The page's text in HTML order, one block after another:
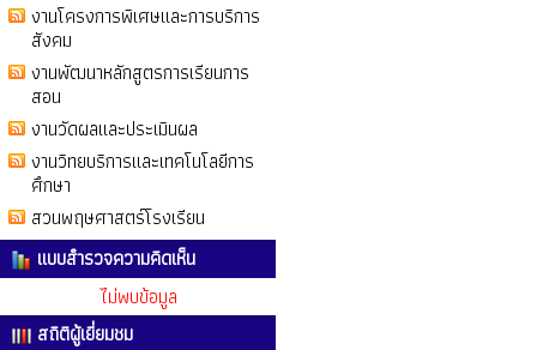
งานโครงการพิเศษและการบริการ
สังคม
งานพัฒนาหลักสูตรการเรียนการ
สอน
งานวัดผลและประเมินผล
งานวิทยบริการและเทคโนโลยีการ
ศึกษา
สวนพฤษศาสตร์โรงเรียน
แบบสำรวจความคิดเห็น
ไม่พบข้อมูล
สถิติผู้เยี่ยมชม